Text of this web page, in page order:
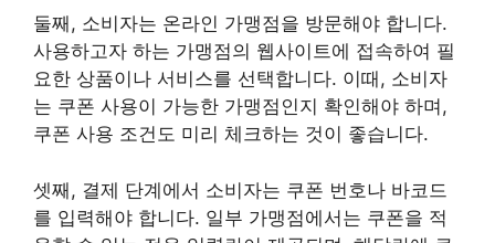
둘째, 소비자는 온라인 가맹점을 방문해야 합니다.
사용하고자 하는 가맹점의 웹사이트에 접속하여 필
요한 상품이나 서비스를 선택합니다. 이때, 소비자
는 쿠폰 사용이 가능한 가맹점인지 확인해야 하며,
쿠폰 사용 조건도 미리 체크하는 것이 좋습니다.
셋째, 결제 단계에서 소비자는 쿠폰 번호나 바코드
를 입력해야 합니다. 일부 가맹점에서는 쿠폰을 적